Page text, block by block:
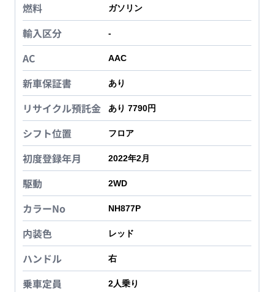
燃料 ガソリン
輸入区分 -
AC AAC
新車保証書 あり
リサイクル預託金 あり 7790円
シフト位置 フロア
初度登録年月 2022年2月
駆動 2WD
カラーNo NH877P
内装色 レッド
ハンドル 右
乗車定員 2人乗り